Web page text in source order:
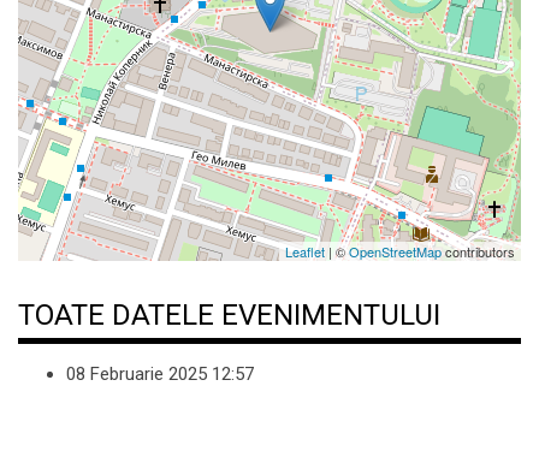
Leaflet | ©OpenStreetMapcontributors
TOATE DATELE EVENIMENTULUI
08 Februarie 2025 12:57